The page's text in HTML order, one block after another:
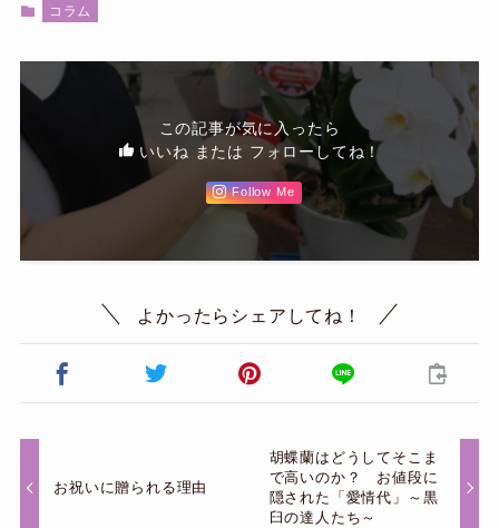
コラム
この記事が気に入ったら
いいね または フォローしてね！
Follow Me
よかったらシェアしてね！
お祝いに贈られる理由
胡蝶蘭はどうしてそこま
で高いのか？ お値段に
隠された「愛情代」～黒
臼の達人たち～